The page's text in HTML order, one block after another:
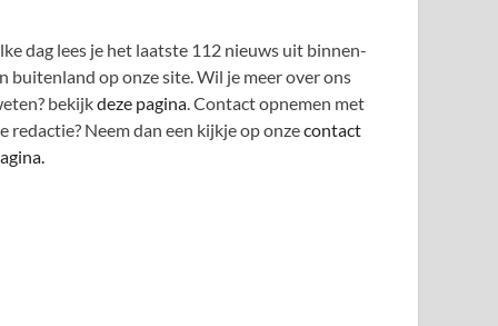
dag lees je het laatste 112 nieuws uit binnen-
buitenland op onze site. Wil je meer over ons
bekijkdeze pagina. Contact opnemen met
redactie? Neem dan een kijkje op onzecontact